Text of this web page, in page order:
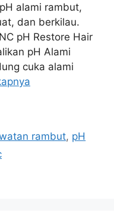
alami rambut,
dan berkilau.
pH Restore Hair
pH Alami
cuka alami
rambut, pH